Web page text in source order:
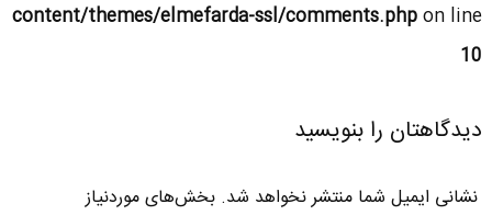
content/themes/elmefarda-ssl/comments.phpon line
10
دیدگاهتان را بنویسید
نشانی ایمیل شما منتشر نخواهد شد. بخش‌های موردنیاز